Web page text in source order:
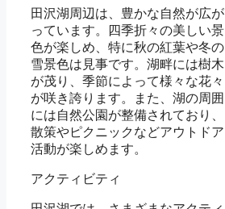
田沢湖周辺は、豊かな自然が広が
っています。四季折々の美しい景
色が楽しめ、特に秋の紅葉や冬の
雪景色は見事です。湖畔には樹木
が茂り、季節によって様々な花々
が咲き誇ります。また、湖の周囲
には自然公園が整備されており、
散策やピクニックなどアウトドア
活動が楽しめます。
アクティビティ